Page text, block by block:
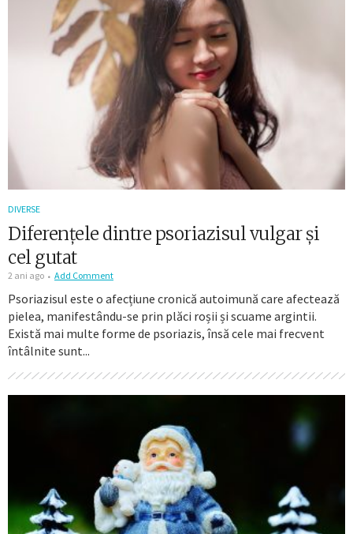
DIVERSE
Diferențele dintre psoriazisul vulgar și
cel gutat
2 ani ago Add Comment
Psoriazisul este o afecțiune cronică autoimună care afectează
pielea, manifestându-se prin plăci roșii și scuame argintii.
Există mai multe forme de psoriazis, însă cele mai frecvent
întâlnite sunt...